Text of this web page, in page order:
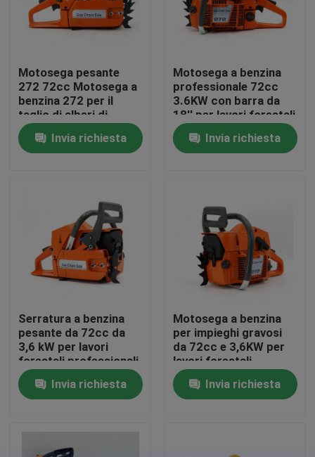
Prodotti
Video
display di fabbrica
Contattaci
Chiedi un preventivo
Motosega della benzina
motosega elettrica
Motosega pesante
272 72cc Motosega a
benzina 272 per il
taglio di alberi di
grandi dimensioni
Invia richiesta
Motosega a benzina
professionale 72cc
3.6KW con barra da
18'' per lavori forestali
e agricoli intensivi
Invia richiesta
Serratura a benzina
pesante da 72cc da
3,6 kW per lavori
forestali professionali
Invia richiesta
Motosega a benzina
per impieghi gravosi
da 72cc e 3,6KW per
lavori forestali
professionali
Invia richiesta